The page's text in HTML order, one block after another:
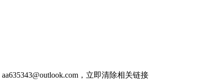
aa635343@outlook.com ，立即清除相关链接